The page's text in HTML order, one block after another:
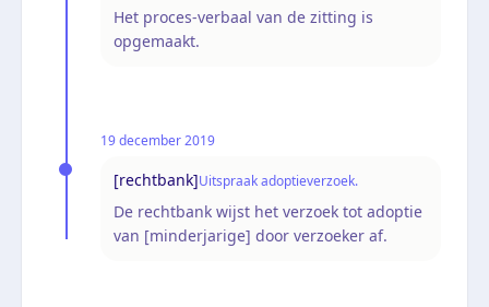
Het proces-verbaal van de zitting is
opgemaakt.
19 december 2019
[rechtbank]Uitspraak adoptieverzoek.
De rechtbank wijst het verzoek tot adoptie
van [minderjarige] door verzoeker af.